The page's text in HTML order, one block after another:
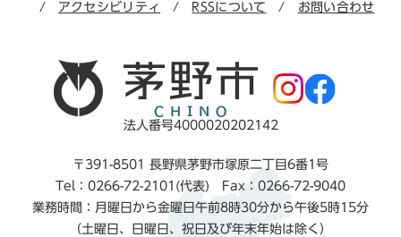
アクセシビリティ RSSについて お問い合わせ
法人番号4000020202142
〒391-8501 長野県茅野市塚原二丁目6番1号
Tel：0266-72-2101(代表) Fax：0266-72-9040
業務時間：月曜日から金曜日午前8時30分から午後5時15分
（土曜日、日曜日、祝日及び年末年始は除く）